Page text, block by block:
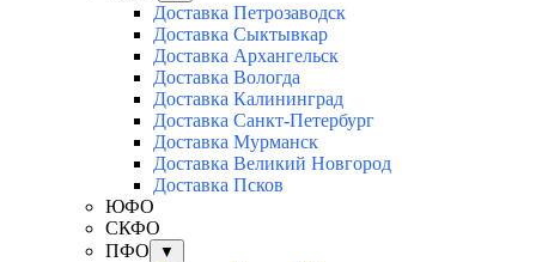
Доставка Петрозаводск
Доставка Сыктывкар
Доставка Архангельск
Доставка Вологда
Доставка Калининград
Доставка Санкт-Петербург
Доставка Мурманск
Доставка Великий Новгород
Доставка Псков
ЮФО
СКФО
ПФО
▼